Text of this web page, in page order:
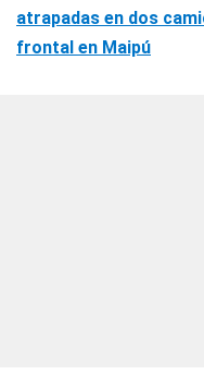
atrapadas en dos
frontal en Maipú